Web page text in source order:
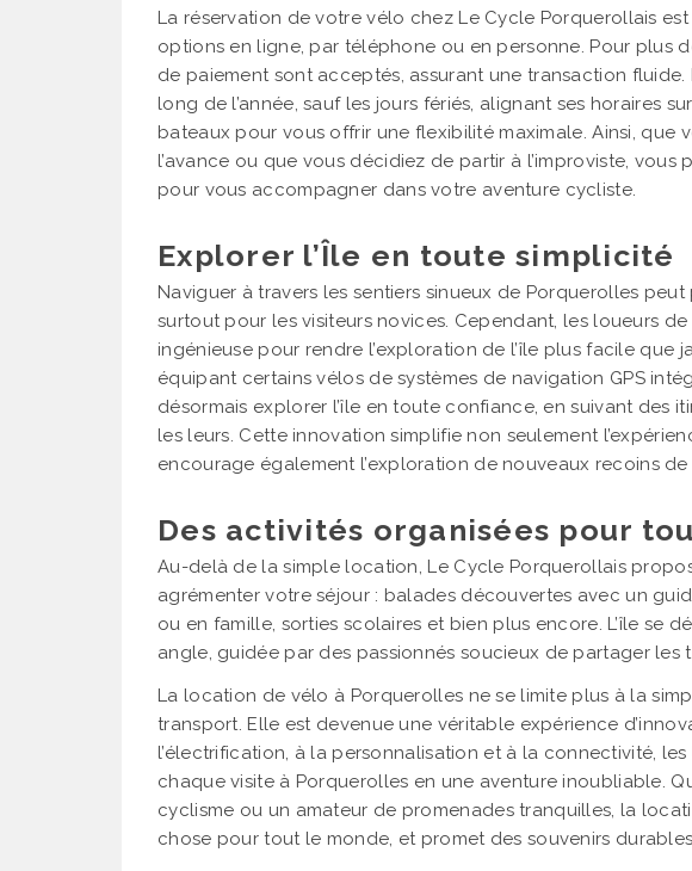
La réservation de votre vélo chez Le Cycle Porquerollais est
options en ligne, par téléphone ou en personne. Pour plus
de paiement sont acceptés, assurant une transaction
long de l’année, sauf les jours fériés, alignant ses horaires
bateaux pour vous offrir une flexibilité maximale. Ainsi, que
l’avance ou que vous décidiez de partir à l’improviste,
pour vous accompagner dans votre aventure cycliste.
Explorer l’Île en toute simplicité
Naviguer à travers les sentiers sinueux de Porquerolles peut
surtout pour les visiteurs novices. Cependant, les loueurs
ingénieuse pour rendre l’exploration de l’île plus facile que
équipant certains vélos de systèmes de navigation GPS
désormais explorer l’île en toute confiance, en suivant des
les leurs. Cette innovation simplifie non seulement
encourage également l’exploration de nouveaux recoins de
Des activités organisées pour
Au-delà de la simple location, Le Cycle Porquerollais
agrémenter votre séjour : balades découvertes avec un
ou en famille, sorties scolaires et bien plus encore. L’île se
angle, guidée par des passionnés soucieux de partager les
La location de vélo à Porquerolles ne se limite plus à la
transport. Elle est devenue une véritable expérience
l’électrification, à la personnalisation et à la connectivité,
chaque visite à Porquerolles en une aventure inoubliable.
cyclisme ou un amateur de promenades tranquilles, la
chose pour tout le monde, et promet des souvenirs